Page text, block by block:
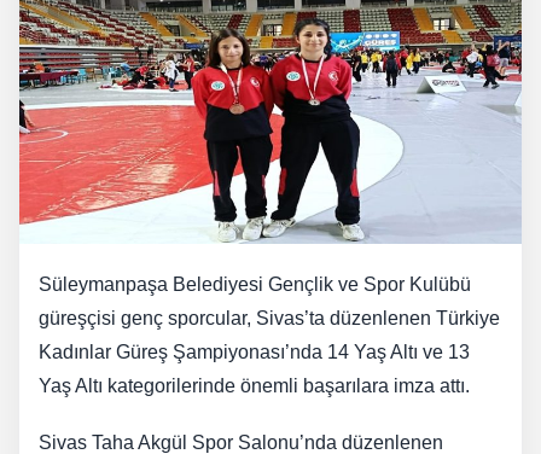
Süleymanpaşa Belediyesi Gençlik ve Spor Kulübü
güreşçisi genç sporcular, Sivas’ta düzenlenen Türkiye
Kadınlar Güreş Şampiyonası’nda 14 Yaş Altı ve 13
Yaş Altı kategorilerinde önemli başarılara imza attı.
Sivas Taha Akgül Spor Salonu’nda düzenlenen